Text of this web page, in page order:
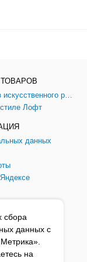
сбора
данных с
на
ТОВАРОВ
Лофт
данных